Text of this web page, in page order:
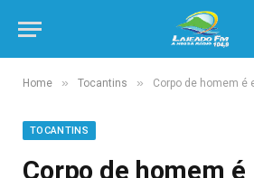
Home » Tocantins » Corpo de homem é encontrado
TOCANTINS
Corpo de homem é